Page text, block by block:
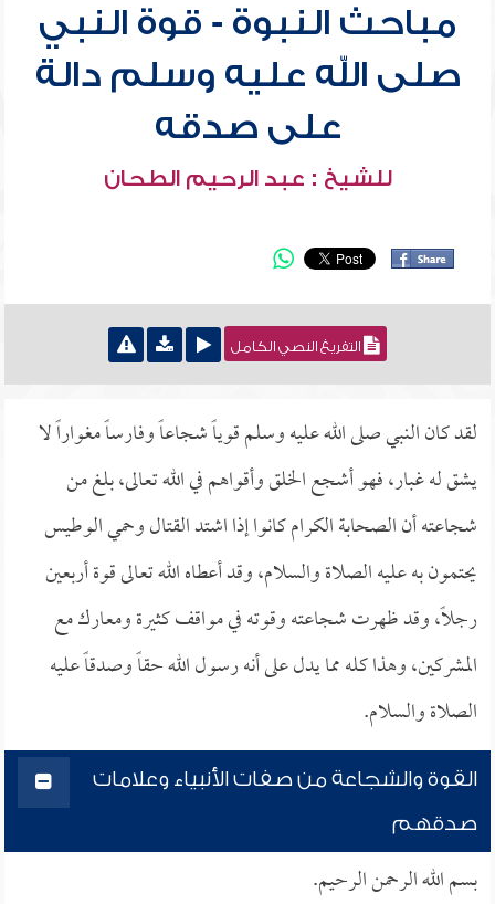
مباحث النبوة - قوة النبي
صلى الله عليه وسلم دالة
على صدقه
للشيخ : عبد الرحيم الطحان
التفريغ النصي الكامل
لقد كان النبي صلى الله عليه وسلم قوياً شجاعاً وفارساً مغواراً لا
يشق له غبار، فهو أشجع الخلق وأقواهم في الله تعالى، بلغ من
شجاعته أن الصحابة الكرام كانوا إذا اشتد القتال وحمي الوطيس
يحتمون به عليه الصلاة والسلام، وقد أعطاه الله تعالى قوة أربعين
رجلاً، وقد ظهرت شجاعته وقوته في مواقف كثيرة ومعارك مع
المشركين، وهذا كله مما يدل على أنه رسول الله حقاً وصدقاً عليه
الصلاة والسلام.
القوة والشجاعة من صفات الأنبياء وعلامات
صدقهم
بسم الله الرحمن الرحيم.